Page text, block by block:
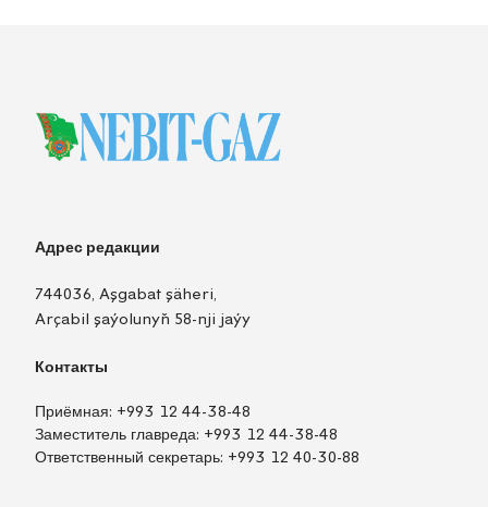
Адрес редакции
744036, Aşgabat şäheri,
Arçabil şaýolunyň 58-nji jaýy
Контакты
Приёмная: +993 12 44-38-48
Заместитель главреда: +993 12 44-38-48
Ответственный секретарь: +993 12 40-30-88